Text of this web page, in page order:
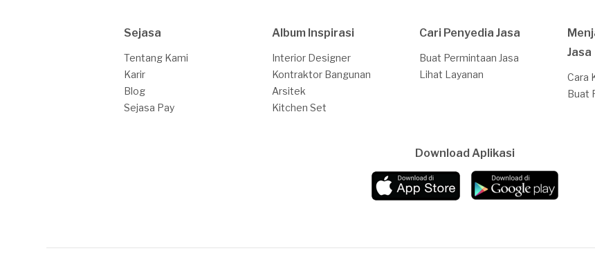
Sejasa
Tentang Kami
Karir
Blog
Sejasa Pay
Album Inspirasi
Interior Designer
Kontraktor Bangunan
Arsitek
Kitchen Set
Cari Penyedia Jasa
Buat Permintaan Jasa
Lihat Layanan
Jasa
Cara
Buat
Download Aplikasi